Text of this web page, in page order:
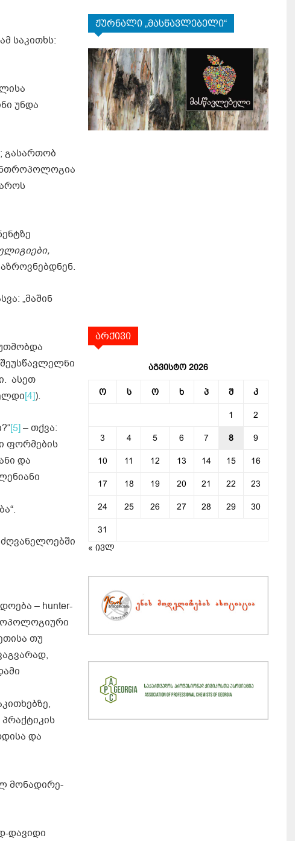
საკითხს:
უნდა
გასართობ
„მაშინ
ასეთ
[4]).
[5]– თქვა:
ფორმების
და
– hunter-
თუ
პრაქტიკის
და
მონადირე-
დავიდი
ჟურნალი „მასწავლებელი“
არქივი
აგვისტო 2026
ო ს ო ხ პ შ კ
1 2
3 4 5 6 7 8 9
10 11 12 13 14 15 16
17 18 19 20 21 22 23
24 25 26 27 28 29 30
31
« ივლ